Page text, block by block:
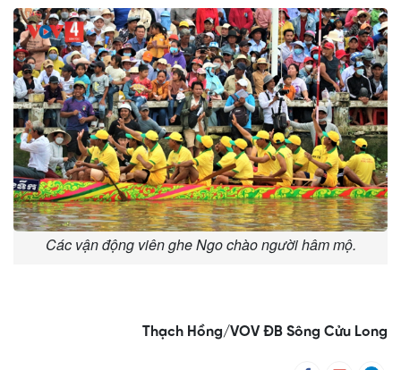
Các vận động viên ghe Ngo chào người hâm mộ.
Thạch Hồng/VOV ĐB Sông Cửu Long